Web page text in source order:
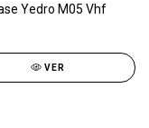
Yedro M05 Vhf
VER